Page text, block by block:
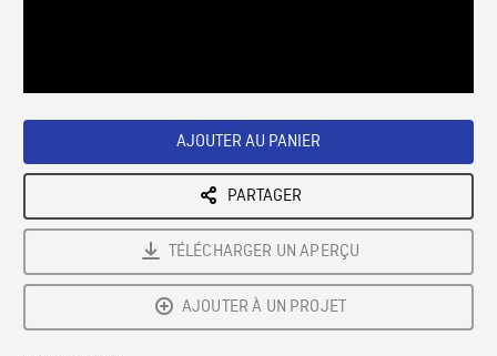
AJOUTER AU PANIER
PARTAGER
TÉLÉCHARGER UN APERÇU
AJOUTER À UN PROJET